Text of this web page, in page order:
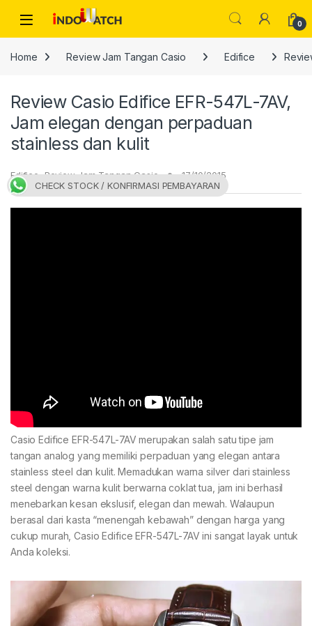
Open 0
Home Review Jam Tangan Casio Edifice
Review Casio Edifice EFR-547L-7AV,
Jam elegan dengan perpaduan
stainless dan kulit
Edifice,Review Jam Tangan Casio 17/10/2015
Casio Edifice EFR-547L-7AV merupakan salah satu tipe jam
tangan analog yang memiliki perpaduan yang elegan antara
stainless steel dan kulit. Memadukan warna silver dari stainless
steel dengan warna kulit berwarna coklat tua, jam ini berhasil
menebarkan kesan ekslusif, elegan dan mewah. Walaupun
berasal dari kasta “menengah kebawah” dengan harga yang
cukup murah, Casio Edifice EFR-547L-7AV ini sangat layak untuk
Anda koleksi.
CHECK STOCK / KONFIRMASI PEMBAYARAN